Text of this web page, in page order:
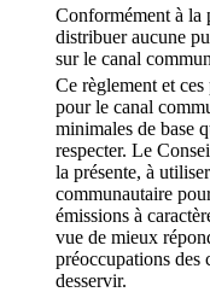
Conformément à la
distribuer aucune
sur le canal
Ce règlement et
pour le canal
minimales de base
respecter. Le
la présente, à
communautaire
émissions à
vue de mieux
préoccupations des
desservir.